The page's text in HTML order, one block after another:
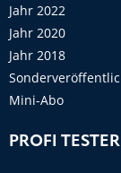
Jahr 2022
Jahr 2020
Jahr 2018
Mini-Abo
PROFI TESTER